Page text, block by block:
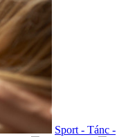
Sport - Tánc -